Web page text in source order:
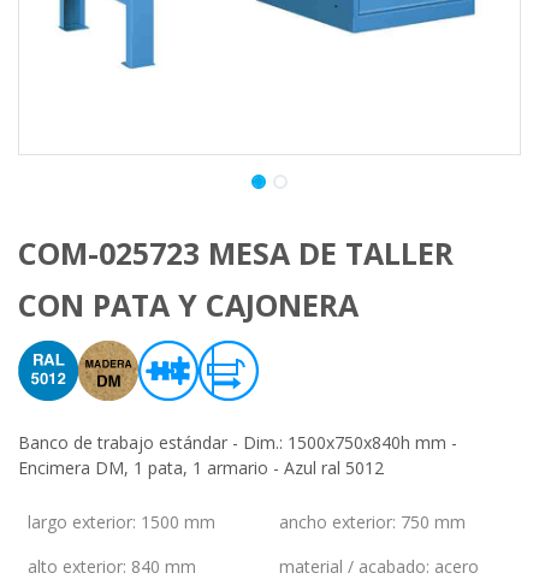
COM-025723 MESA DE TALLER
CON PATA Y CAJONERA
Banco de trabajo estándar - Dim.: 1500x750x840h mm -
Encimera DM, 1 pata, 1 armario - Azul ral 5012
largo exterior: 1500 mm ancho exterior: 750 mm
alto exterior: 840 mm material / acabado: acero